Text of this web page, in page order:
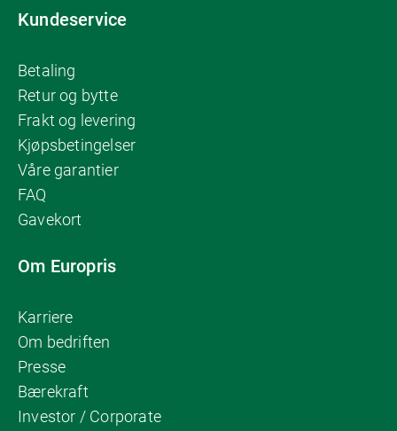
Kundeservice
Betaling
Retur og bytte
Frakt og levering
Kjøpsbetingelser
Våre garantier
FAQ
Gavekort
Om Europris
Karriere
Om bedriften
Presse
Bærekraft
Investor / Corporate